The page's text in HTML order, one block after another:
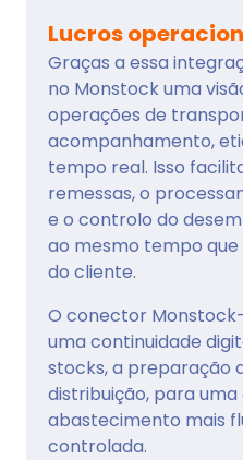
Lucros
Graças a essa
no Monstock uma
operações de
acompanhamento,
tempo real. Isso
remessas, o
e o controlo do
ao mesmo tempo
do cliente.
O conector
uma continuidade
stocks, a preparação
distribuição, para uma
abastecimento mais
controlada.